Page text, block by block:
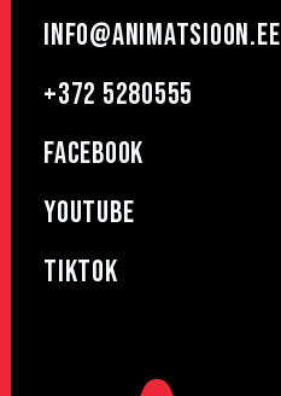
info@animatsioon.ee
+372 5280555
Facebook
Youtube
TikTok